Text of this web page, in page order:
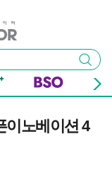
검색
이노베이션 4